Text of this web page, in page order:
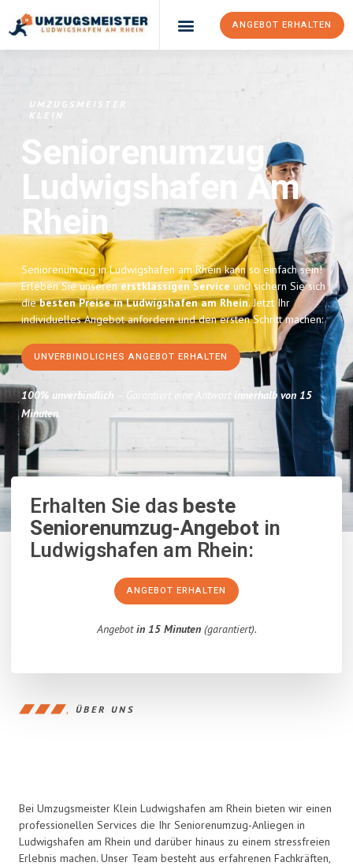
ANGEBOT ERHALTEN
UMZUGSMEISTER
KLEIN
Seniorenumzug
Ludwigshafen Am
Rhein
Seniorenumzug in Ludwigshafen am Rhein kann so einfach sein!
Erleben Sie unserenerstklassigen Serviceund sichern Sie sich
diebesten Preise in Ludwigshafen am Rhein. Jetzt Ihr
individuelles Angebot anfordern und den ersten Schritt machen:
UNVERBINDLICHES ANGEBOT ERHALTEN
100% unverbindlich – Garantiert eine Antwort innerhalb von 15
Minuten.
Erhalten Sie dasbeste
Seniorenumzug-Angebot in
Ludwigshafen am Rhein:
ANGEBOT ERHALTEN
Angebotin 15 Minuten(garantiert).
ÜBER UNS
Bei Umzugsmeister Klein Ludwigshafen am Rhein bieten wir einen
professionellen Services die Ihr Seniorenumzug-Anliegen in
Ludwigshafen am Rhein und darüber hinaus zu einem stressfreien
Erlebnis machen. Unser Team besteht aus erfahrenen Fachkräften,